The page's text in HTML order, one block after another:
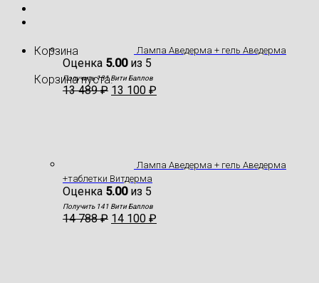
Корзина
Корзина пуста.
Лампа Аведерма + гель Аведерма
Оценка 5.00из 5
Получить 131 Вити Баллов
13 489₽ 13 100 ₽
Лампа Аведерма + гель Аведерма
+таблетки Витдерма
Оценка 5.00из 5
Получить 141 Вити Баллов
14 788₽ 14 100 ₽